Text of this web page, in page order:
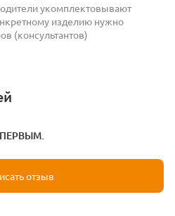
укомплектовывают
изделию нужно
(консультантов)
отзыв